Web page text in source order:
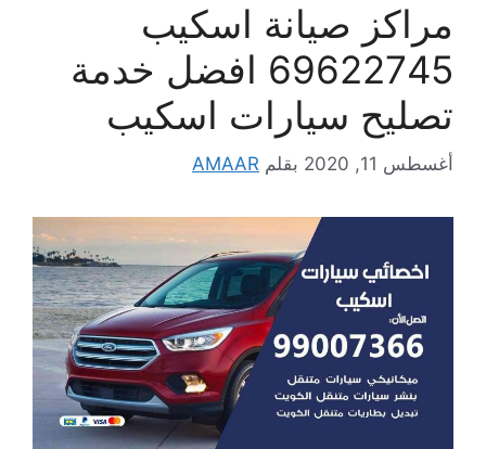
مراكز صيانة اسكيب
69622745 افضل خدمة
تصليح سيارات اسكيب
أغسطس 11, 2020 بقلم AMAAR